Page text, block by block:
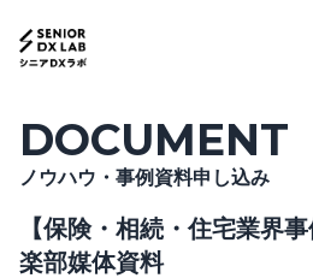
DOCUMENT
ノウハウ・事例資料申し込み
【保険・相続・住宅業界
楽部媒体資料